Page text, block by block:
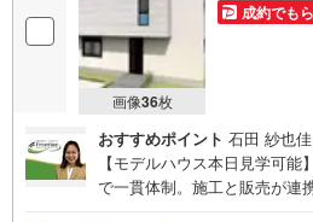
画像36枚
成約でも
おすすめポイント 石田 紗也佳
【モデルハウス本日見学可
で一貫体制。施工と販売が連